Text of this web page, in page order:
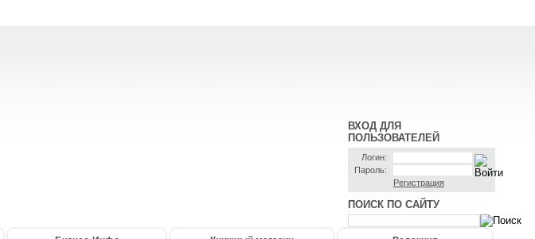
ВХОД ДЛЯ
ПОЛЬЗОВАТЕЛЕЙ
Логин:
Пароль:
Регистрация
ПОИСК ПО САЙТУ